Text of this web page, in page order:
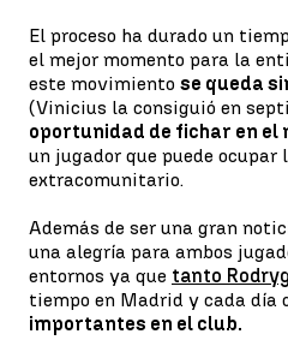
El proceso ha durado un
el mejor momento para la
este movimiento se queda
(Vinicius la consiguió en
oportunidad de fichar en el
un jugador que puede ocupar
extracomunitario.
Además de ser una gran
una alegría para ambos
entornos ya que tanto
tiempo en Madrid y cada día
importantes en el club.